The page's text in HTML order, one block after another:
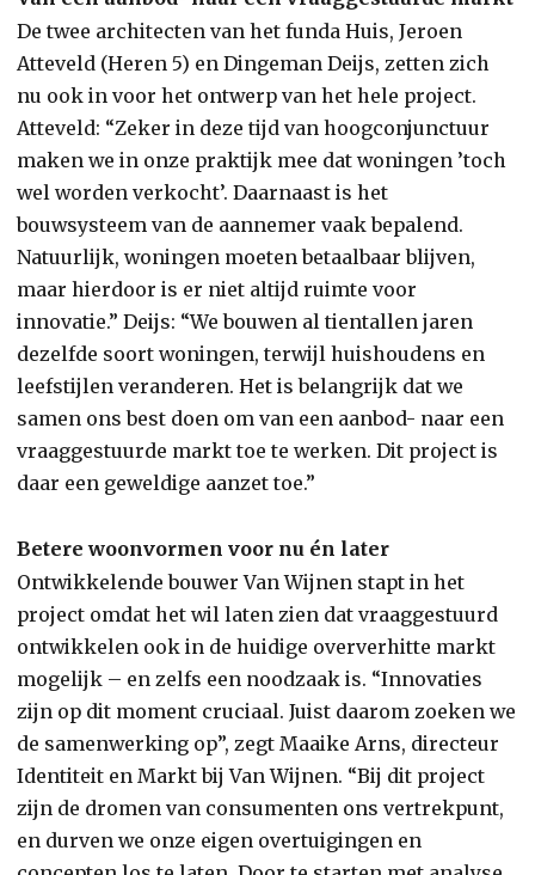
De twee architecten van het funda Huis, Jeroen
Atteveld (Heren 5) en Dingeman Deijs, zetten zich
nu ook in voor het ontwerp van het hele project.
Atteveld: “Zeker in deze tijd van hoogconjunctuur
maken we in onze praktijk mee dat woningen ’toch
wel worden verkocht’. Daarnaast is het
bouwsysteem van de aannemer vaak bepalend.
Natuurlijk, woningen moeten betaalbaar blijven,
maar hierdoor is er niet altijd ruimte voor
innovatie.” Deijs: “We bouwen al tientallen jaren
dezelfde soort woningen, terwijl huishoudens en
leefstijlen veranderen. Het is belangrijk dat we
samen ons best doen om van een aanbod- naar een
vraaggestuurde markt toe te werken. Dit project is
daar een geweldige aanzet toe.”
Betere woonvormen voor nu én later
Ontwikkelende bouwer Van Wijnen stapt in het
project omdat het wil laten zien dat vraaggestuurd
ontwikkelen ook in de huidige oververhitte markt
mogelijk – en zelfs een noodzaak is. “Innovaties
zijn op dit moment cruciaal. Juist daarom zoeken we
de samenwerking op”, zegt Maaike Arns, directeur
Identiteit en Markt bij Van Wijnen. “Bij dit project
zijn de dromen van consumenten ons vertrekpunt,
en durven we onze eigen overtuigingen en